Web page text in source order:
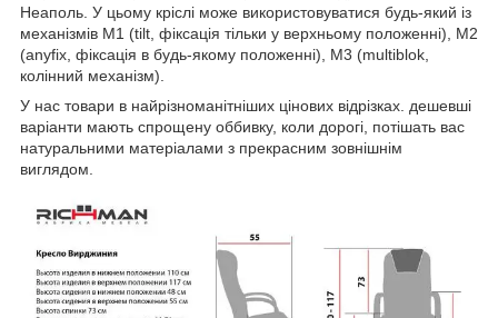
Неаполь. У цьому кріслі може використовуватися будь-який із
механізмів М1 (tilt, фіксація тільки у верхньому положенні), М2
(anyfix, фіксація в будь-якому положенні), М3 (multiblok,
колінний механізм).
У нас товари в найрізноманітніших цінових відрізках. дешевші
варіанти мають спрощену оббивку, коли дорогі, потішать вас
натуральними матеріалами з прекрасним зовнішнім
виглядом.